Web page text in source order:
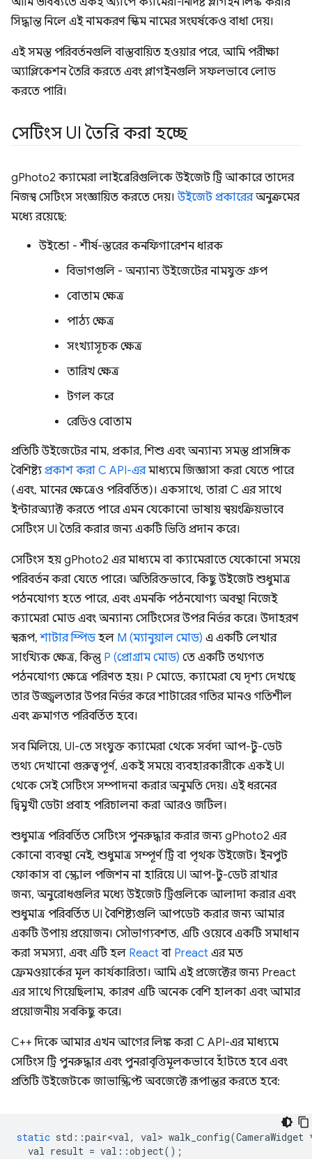
সিদ্ধান্ত নিলে এই নামকরণ স্কিম নামের সংঘর্ষকেও বাধা দেয়।
এই সমস্ত পরিবর্তনগুলি বাস্তবায়িত হওয়ার পরে, আমি পরীক্ষা
অ্যাপ্লিকেশন তৈরি করতে এবং প্লাগইনগুলি সফলভাবে লোড
করতে পারি।
সেটিংস UI তৈরি করা হচ্ছে
gPhoto2 ক্যামেরা লাইব্রেরিগুলিকে উইজেট ট্রি আকারে তাদের
নিজস্ব সেটিংস সংজ্ঞায়িত করতে দেয়।উইজেট প্রকারেরঅনুক্রমের
মধ্যে রয়েছে:
উইন্ডো - শীর্ষ-স্তরের কনফিগারেশন ধারক
বিভাগগুলি - অন্যান্য উইজেটের নামযুক্ত গ্রুপ
বোতাম ক্ষেত্র
পাঠ্য ক্ষেত্র
সংখ্যাসূচক ক্ষেত্র
তারিখ ক্ষেত্র
টগল করে
রেডিও বোতাম
প্রতিটি উইজেটের নাম, প্রকার, শিশু এবং অন্যান্য সমস্ত প্রাসঙ্গিক
বৈশিষ্ট্য প্রকাশ করা C API-এরমাধ্যমে জিজ্ঞাসা করা যেতে পারে
(এবং, মানের ক্ষেত্রেও পরিবর্তিত)। একসাথে, তারা C এর সাথে
ইন্টারঅ্যাক্ট করতে পারে এমন যেকোনো ভাষায় স্বয়ংক্রিয়ভাবে
সেটিংস UI তৈরি করার জন্য একটি ভিত্তি প্রদান করে।
সেটিংস হয় gPhoto2 এর মাধ্যমে বা ক্যামেরাতে যেকোনো সময়ে
পরিবর্তন করা যেতে পারে। অতিরিক্তভাবে, কিছু উইজেট শুধুমাত্র
পঠনযোগ্য হতে পারে, এবং এমনকি পঠনযোগ্য অবস্থা নিজেই
ক্যামেরা মোড এবং অন্যান্য সেটিংসের উপর নির্ভর করে। উদাহরণ
স্বরূপ,শাটার স্পিডহল M (ম্যানুয়াল মোড) এ একটি লেখার
সাংখ্যিক ক্ষেত্র, কিন্তু P (প্রোগ্রাম মোড) তে একটি তথ্যগত
পঠনযোগ্য ক্ষেত্রে পরিণত হয়। P মোডে, ক্যামেরা যে দৃশ্য দেখছে
তার উজ্জ্বলতার উপর নির্ভর করে শাটারের গতির মানও গতিশীল
এবং ক্রমাগত পরিবর্তিত হবে।
সব মিলিয়ে, UI-তে সংযুক্ত ক্যামেরা থেকে সর্বদা আপ-টু-ডেট
তথ্য দেখানো গুরুত্বপূর্ণ, একই সময়ে ব্যবহারকারীকে একই UI
থেকে সেই সেটিংস সম্পাদনা করার অনুমতি দেয়। এই ধরনের
দ্বিমুখী ডেটা প্রবাহ পরিচালনা করা আরও জটিল।
শুধুমাত্র পরিবর্তিত সেটিংস পুনরুদ্ধার করার জন্য gPhoto2 এর
কোনো ব্যবস্থা নেই, শুধুমাত্র সম্পূর্ণ ট্রি বা পৃথক উইজেট। ইনপুট
ফোকাস বা স্ক্রোল পজিশন না হারিয়ে UI আপ-টু-ডেট রাখার
জন্য, অনুরোধগুলির মধ্যে উইজেট ট্রিগুলিকে আলাদা করার এবং
শুধুমাত্র পরিবর্তিত UI বৈশিষ্ট্যগুলি আপডেট করার জন্য আমার
একটি উপায় প্রয়োজন। সৌভাগ্যবশত, এটি ওয়েবে একটি সমাধান
করা সমস্যা, এবং এটি হল Reactবা Preact এর মত
ফ্রেমওয়ার্কের মূল কার্যকারিতা। আমি এই প্রজেক্টের জন্য Preact
এর সাথে গিয়েছিলাম, কারণ এটি অনেক বেশি হালকা এবং আমার
প্রয়োজনীয় সবকিছু করে।
C++ দিকে আমার এখন আগের লিঙ্ক করা C API-এর মাধ্যমে
সেটিংস ট্রি পুনরুদ্ধার এবং পুনরাবৃত্তিমূলকভাবে হাঁটতে হবে এবং
প্রতিটি উইজেটকে জাভাস্ক্রিপ্ট অবজেক্টে রূপান্তর করতে হবে:
static std ::pair<val, val> walk_config(CameraWidget
val result = val ::object();